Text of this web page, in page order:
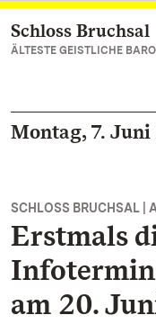
Zum Hauptinhalt
Schloss Bruchsal
ÄLTESTE GEISTLICHE
Montag, 7. Juni
SCHLOSS BRUCHSAL |
Erstmals
am 20.